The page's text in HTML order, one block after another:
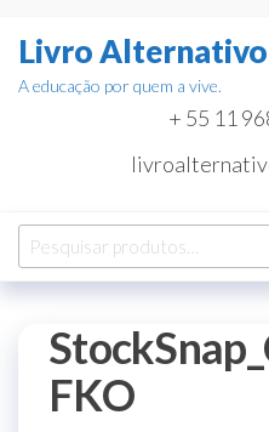
paraLivro Alternativo
A educação por quem a vive.
+ 55 11
Pesquisar
por:
FKO